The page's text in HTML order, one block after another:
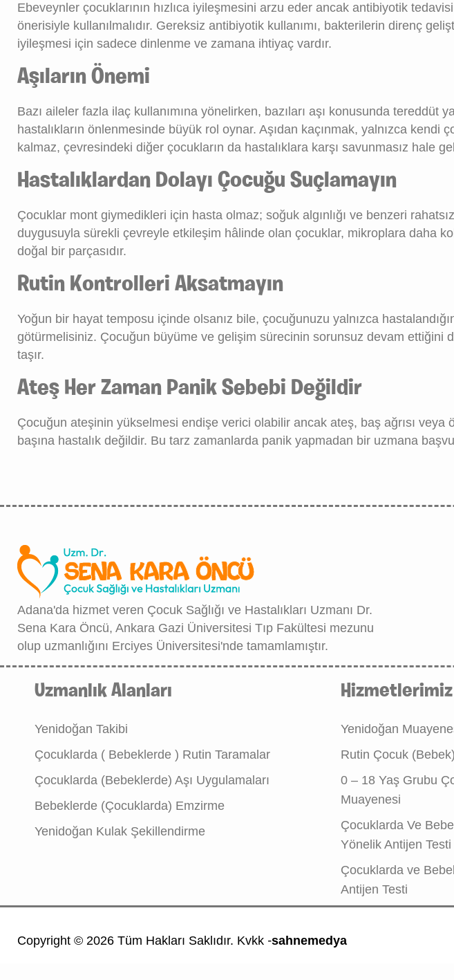
Ebeveynler çocuklarının hızlıca iyileşmesini arzu eder ancak antibiyotik
önerisiyle kullanılmalıdır. Gereksiz antibiyotik kullanımı, bakterilerin direnç
iyileşmesi için sadece dinlenme ve zamana ihtiyaç vardır.
Aşıların Önemi
Bazı aileler fazla ilaç kullanımına yönelirken, bazıları aşı konusunda tereddüt
hastalıkların önlenmesinde büyük rol oynar. Aşıdan kaçınmak, yalnızca kendi
kalmaz, çevresindeki diğer çocukların da hastalıklara karşı savunmasız hale
Hastalıklardan Dolayı Çocuğu Suçlamayın
Çocuklar mont giymedikleri için hasta olmaz; soğuk algınlığı ve benzeri
duygusuyla sürekli çevreyle etkileşim hâlinde olan çocuklar, mikroplara daha
doğal bir parçasıdır.
Rutin Kontrolleri Aksatmayın
Yoğun bir hayat temposu içinde olsanız bile, çocuğunuzu yalnızca
götürmelisiniz. Çocuğun büyüme ve gelişim sürecinin sorunsuz devam ettiğini
taşır.
Ateş Her Zaman Panik Sebebi Değildir
Çocuğun ateşinin yükselmesi endişe verici olabilir ancak ateş, baş ağrısı veya
başına hastalık değildir. Bu tarz zamanlarda panik yapmadan bir uzmana
Adana'da hizmet veren Çocuk Sağlığı ve Hastalıkları Uzmanı Dr.
Sena Kara Öncü, Ankara Gazi Üniversitesi Tıp Fakültesi mezunu
olup uzmanlığını Erciyes Üniversitesi'nde tamamlamıştır.
Uzmanlık Alanları
Yenidoğan Takibi
Çocuklarda ( Bebeklerde ) Rutin Taramalar
Çocuklarda (Bebeklerde) Aşı Uygulamaları
Bebeklerde (Çocuklarda) Emzirme
Yenidoğan Kulak Şekillendirme
Hizmetlerimiz
Yenidoğan
Rutin Çocuk
0 – 18 Yaş Grubu
Muayenesi
Çocuklarda Ve
Yönelik Antijen Testi
Çocuklarda ve
Antijen Testi
Copyright © 2026 Tüm Hakları Saklıdır. Kvkk -sahnemedya